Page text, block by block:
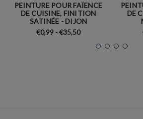
PEINTURE POUR FAÏENCE
DE CUISINE, FINITION
SATINÉE - DIJON
€0,99 - €35,50
DE